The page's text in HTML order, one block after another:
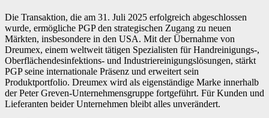
Die Transaktion, die am 31. Juli 2025 erfolgreich abgeschlossen
wurde, ermögliche PGP den strategischen Zugang zu neuen
Märkten, insbesondere in den USA. Mit der Übernahme von
Dreumex, einem weltweit tätigen Spezialisten für Handreinigungs-,
Oberflächendesinfektions- und Industriereinigungslösungen, stärkt
PGP seine internationale Präsenz und erweitert sein
Produktportfolio. Dreumex wird als eigenständige Marke innerhalb
der Peter Greven-Unternehmensgruppe fortgeführt. Für Kunden und
Lieferanten beider Unternehmen bleibt alles unverändert.